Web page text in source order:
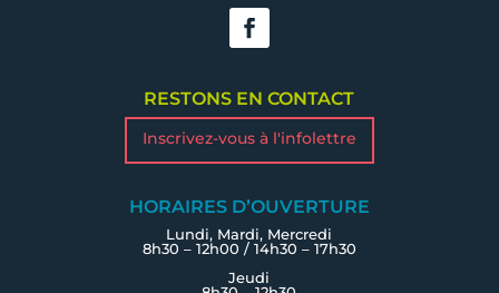
RESTONS EN CONTACT
Inscrivez-vous à l'infolettre
HORAIRES D’OUVERTURE
Lundi, Mardi, Mercredi
8h30 – 12h00 / 14h30 – 17h30
Jeudi